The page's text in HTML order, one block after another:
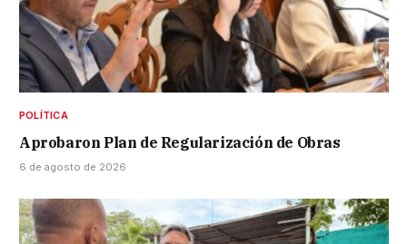
POLÍTICA
Aprobaron Plan de Regularización de Obras
6 de agosto de 2026